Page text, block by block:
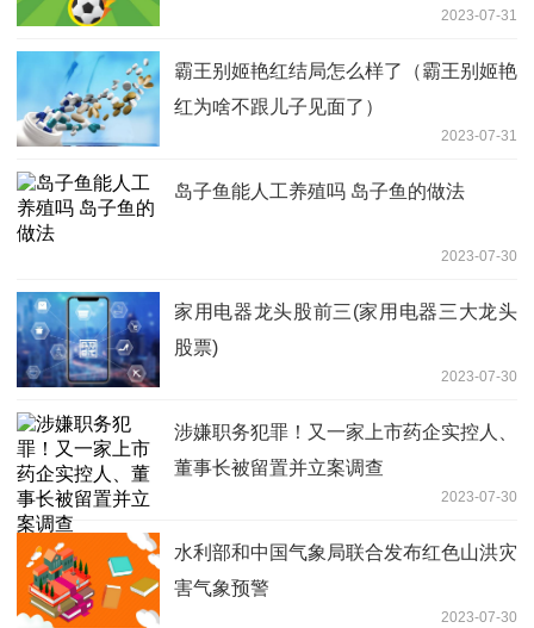
2023-07-31
霸王别姬艳红结局怎么样了（霸王别姬艳
红为啥不跟儿子见面了）
2023-07-31
岛子鱼能人工养殖吗 岛子鱼的做法
2023-07-30
家用电器龙头股前三(家用电器三大龙头
股票)
2023-07-30
涉嫌职务犯罪！又一家上市药企实控人、
董事长被留置并立案调查
2023-07-30
水利部和中国气象局联合发布红色山洪灾
害气象预警
2023-07-30